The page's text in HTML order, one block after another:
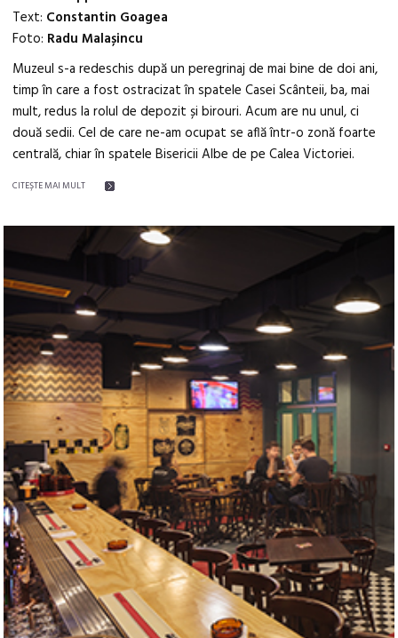
Text: Constantin Goagea
Foto: Radu Malașincu
Muzeul s-a redeschis după un peregrinaj de mai bine de doi ani,
timp în care a fost ostracizat în spatele Casei Scânteii, ba, mai
mult, redus la rolul de depozit și birouri. Acum are nu unul, ci
două sedii. Cel de care ne-am ocupat se află într-o zonă foarte
centrală, chiar în spatele Bisericii Albe de pe Calea Victoriei.
CITEŞTE MAI MULT